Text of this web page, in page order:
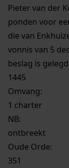
Pieter van der
ponden voor
die van
vonnis van 5
beslag is
1445
Omvang:
1 charter
NB:
ontbreekt
Oude Orde:
351